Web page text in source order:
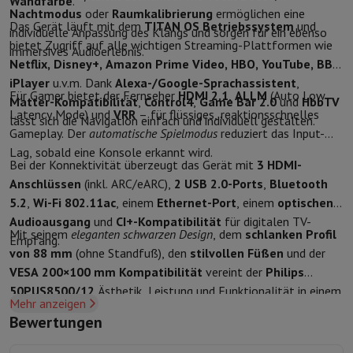
Fernsehen & Audio
FernseherAlle FernseherFernseher SamsungTV LGTV SonyTV
Periphere GeräteHeimkinoSoundbarDVD- & Blu-ray-Player
LautsprecherKabellose Lautsprecher Hi-Fi-Lautsprecher
Kopfhörer & OhrhörerAlle KopfhörerApple AirPodsIn-Ear
UnterwegsTragbarer DVD-PlayerTragbarer CD-PlayerBluetooth-
Heim-AudioHifi-AnlageVerstärkerPlattenspielerCD-SpielerRadios
Halterungen Alle MedienTV-Möbel TV-Ständer
ZubehörAudio- & VideokabelAudio ZubehörTV-Zubehör
Fotografie & Video
DigitalkameraSpiegelreflexkameraHybrid-KameraHigh Zoom-
Beliebte MarkenNikon KameraSony Kamera
Sofortbildkameras Instax-Kamera Fotopapier instax
GoPro GoPro-KamerasGoPro Zubehör
VideoAction Cam Camcorder
Zubehör für Spiegelreflexkameras
ZubehörSpeicherkarte
Nachtmodus oder Raumkalibrierung ermöglichen eine
individuelle Anpassung des Klangs und sorgen für ein ebenso
immersives Audioerlebnis.
Das Gerät läuft mit dem TITAN OS Betriebssystemund
bietet Zugriff auf alle wichtigen Streaming-Plattformen wie
Netflix, Disney+, Amazon Prime Video, HBO, YouTube, BBC
iPlayer u.v.m. Dank Alexa-/Google-Sprachassistent,
Matter-Kompatibilität,Control4,Game Bar 2.0und HbbTV
lässt sich die Navigation einfach und individuell gestalten.
Für Gamer bietet der Fernseher HDMI 2.1, ALLM (Auto Low
Latency Mode) und VRR – für flüssiges, reaktionsschnelles
Gameplay. Der automatische Spielmodus reduziert das Input-
Lag, sobald eine Konsole erkannt wird.
Bei der Konnektivität überzeugt das Gerät mit 3 HDMI-
Anschlüssen (inkl. ARC/eARC), 2 USB 2.0-Ports, Bluetooth
5.2, Wi-Fi 802.11ac, einem Ethernet-Port, einem optischen
Audioausgang und CI+-Kompatibilität für digitalen TV-
Empfang.
Mit seinem eleganten schwarzen Design, dem schlanken Profil
von 88 mm (ohne Standfuß), den stilvollen Füßen und der
VESA 200×100 mm Kompatibilität vereint der Philips
50PUS8500/12 Ästhetik, Leistung und Funktionalität in einem
perfekt ausbalancierten 50-Zoll-Format.
Mehr anzeigen
Bewertungen